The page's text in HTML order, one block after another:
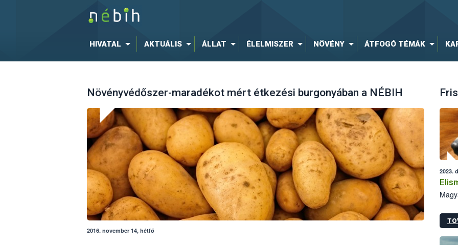
HIVATAL AKTUÁLIS ÁLLAT ÉLELMISZER NÖVÉNY ÁTFOGÓ TÉMÁK
Növényvédőszer-maradékot mért étkezési burgonyában a NÉBIH
2016. november 14, hétfő
2023.